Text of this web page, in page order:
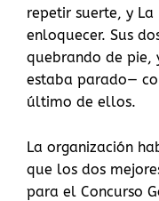
repetir suerte, y
enloquecer. Sus
quebrando de pie,
estaba parado—
último de ellos.
La organización
que los dos
para el Concurso